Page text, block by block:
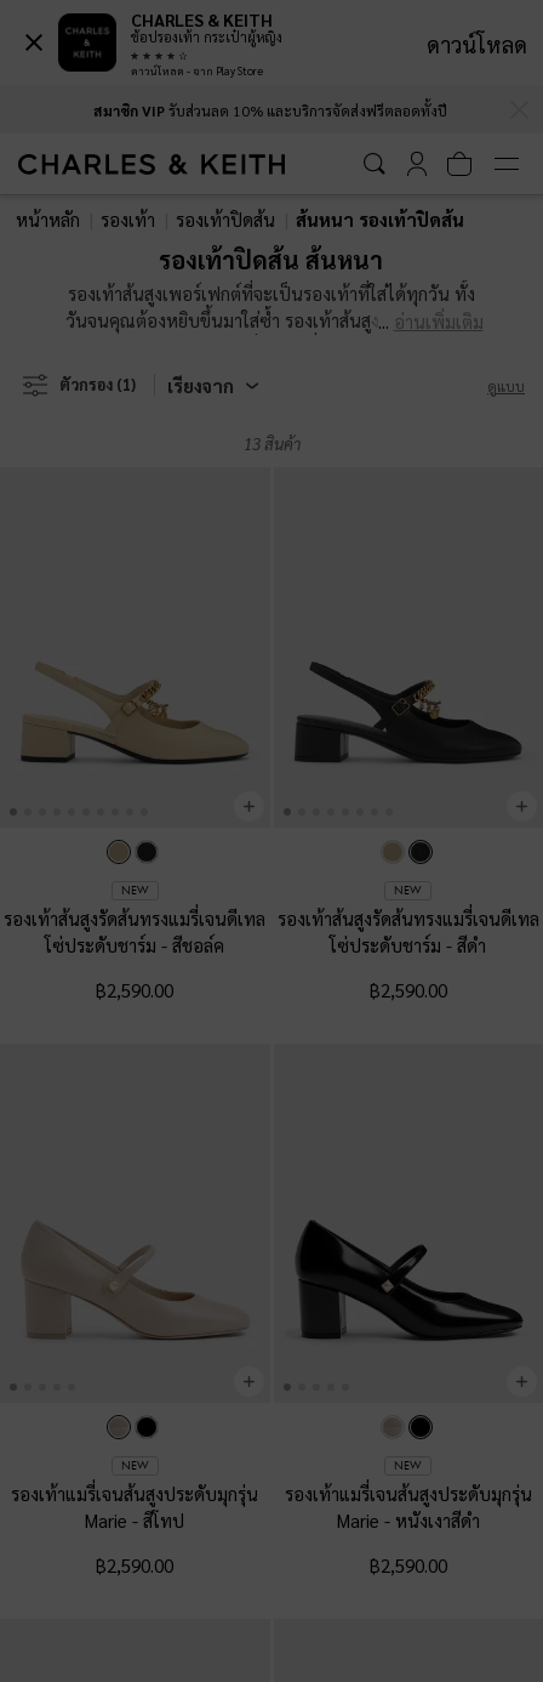
สมาชิก VIPรับส่วนลด 10% และบริการจัดส่งฟรีตลอดทั้งปี
สมาชิก VIP รับส่วนลด 10% และบริการจัดส่งฟรีตลอดทั้งปี
หน้าหลัก รองเท้า รองเท้าปิดส้น ส้นหนา รองเท้าปิดส้น
รองเท้าปิดส้น ส้นหนา
รองเท้าส้นสูงเพอร์เฟกต์ที่จะเป็นรองเท้าที่ใส่ได้ทุกวัน ทั้ง
วันจนคุณต้องหยิบขึ้นมาใส่ซ้ำ รองเท้าส้นสูงหัวแหลม สีดำ
ประชุม ในวันที่ต้องเดินทางไปไหนมาไหนทั้งวัน เลือกใส่
ส้นแบบบล็อคที่ทั้งสบาย มั่นคงและมีสไตล์ ถ้าคุณกำลังมอง
แพลตฟอร์มพร้อมฟินิชแบบเงางามจะช่วยให้คุณเปล่ง
อ่านเพิ่มเติม
ตัวกรอง (1) เรียงจาก ดูแบบ
13 สินค้า
NEW
รองเท้าส้นสูงรัดส้นทรงแมรี่เจนดีเทล
โซ่ประดับชาร์ม-สีชอล์ค
฿2,590.00
NEW
รองเท้าส้นสูงรัดส้นทรงแมรี่เจนดีเทล
โซ่ประดับชาร์ม-สีดำ
฿2,590.00
NEW
รองเท้าแมรี่เจนส้นสูงประดับมุกรุ่น
Marie-สีโทป
฿2,590.00
NEW
รองเท้าแมรี่เจนส้นสูงประดับมุกรุ่น
Marie - หนังเงาสีดำ
฿2,590.00
CHARLES & KEITH
ช้อปรองเท้า กระเป๋าผู้หญิง
ดาวน์โหลด - จาก Play Store
ดาวน์โหลด